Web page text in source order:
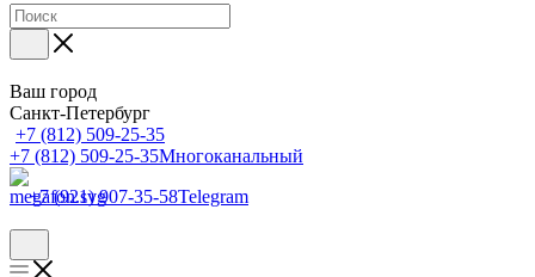
Ваш город
Санкт-Петербург
+7 (812) 509-25-35
+7 (812) 509-25-35Многоканальный
+7 (921) 907-35-58Telegram